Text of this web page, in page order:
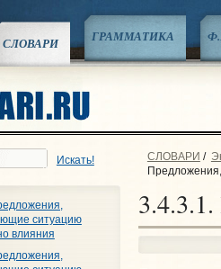
СЛОВАРИ ГРАММАТИКА
Искать!
ситуацию
влияния
СЛОВАРИ /